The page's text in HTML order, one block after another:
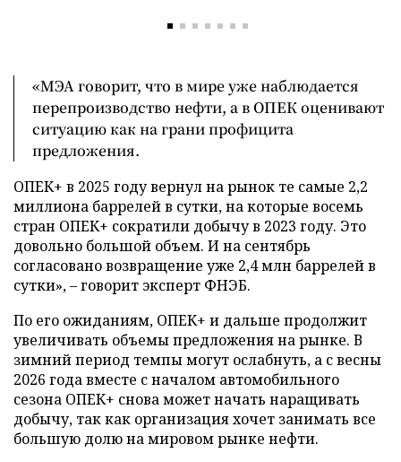
«МЭА говорит, что в мире уже наблюдается
перепроизводство нефти, а в ОПЕК оценивают
ситуацию как на грани профицита
предложения.
ОПЕК+ в 2025 году вернул на рынок те самые 2,2
миллиона баррелей в сутки, на которые восемь
стран ОПЕК+ сократили добычу в 2023 году. Это
довольно большой объем. И на сентябрь
согласовано возвращение уже 2,4 млн баррелей в
сутки», – говорит эксперт ФНЭБ.
По его ожиданиям, ОПЕК+ и дальше продолжит
увеличивать объемы предложения на рынке. В
зимний период темпы могут ослабнуть, а с весны
2026 года вместе с началом автомобильного
сезона ОПЕК+ снова может начать наращивать
добычу, так как организация хочет занимать все
большую долю на мировом рынке нефти.